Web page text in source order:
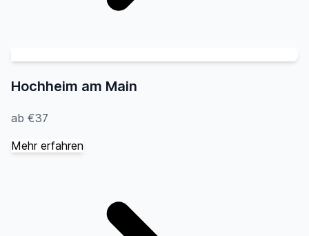
Hochheim am Main
ab €37
Mehr erfahren